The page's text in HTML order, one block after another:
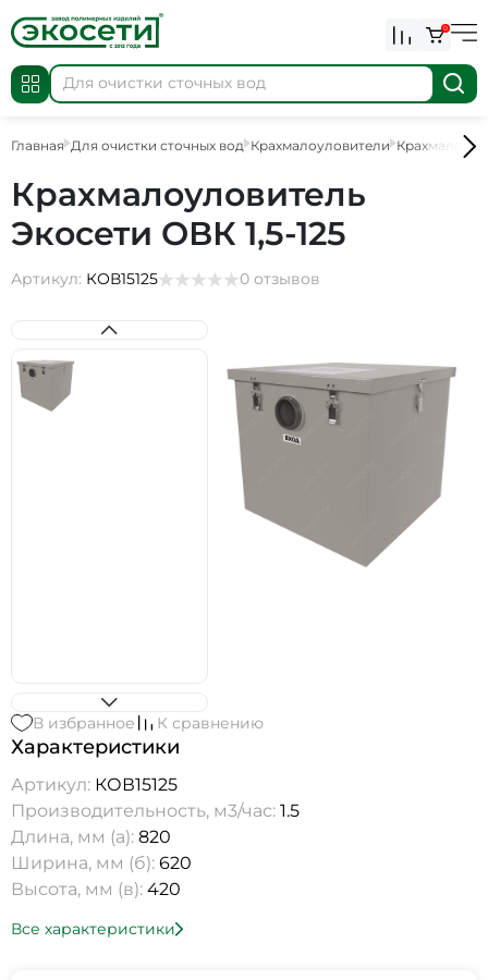
0
Главная Для очистки сточных вод Крахмалоуловители
Крахмалоуловитель
Экосети ОВК 1,5-125
Артикул: КОВ15125 0 отзывов
В избранное К сравнению
Характеристики
Артикул: КОВ15125
Производительность, м3/час: 1.5
Длина, мм (а): 820
Ширина, мм (б): 620
Высота, мм (в): 420
Все характеристики